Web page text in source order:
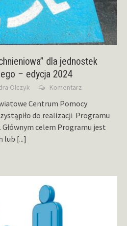
dla jednostek
– edycja 2024
Olczyk Komentarz
Centrum Pomocy
do realizacji Programu
Głównym celem Programu jest
lub [...]